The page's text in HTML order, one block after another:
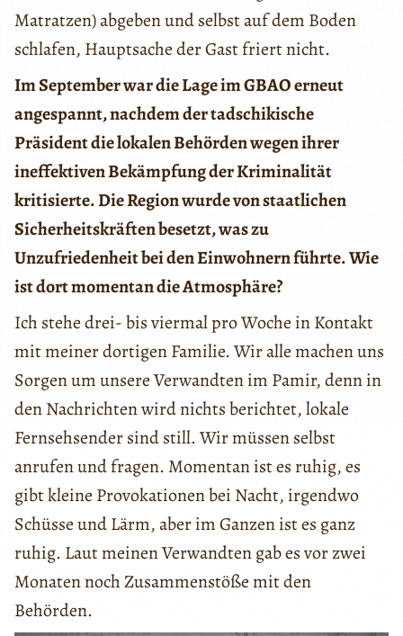
Matratzen) abgeben und selbst auf dem Boden
schlafen, Hauptsache der Gast friert nicht.
Im September war die Lage im GBAO erneut
angespannt, nachdem der tadschikische
Präsident die lokalen Behörden wegen ihrer
ineffektiven Bekämpfung der Kriminalität
kritisierte. Die Region wurde von staatlichen
Sicherheitskräften besetzt, was zu
Unzufriedenheit bei den Einwohnern führte. Wie
ist dort momentan die Atmosphäre?
Ich stehe drei- bis viermal pro Woche in Kontakt
mit meiner dortigen Familie. Wir alle machen uns
Sorgen um unsere Verwandten im Pamir, denn in
den Nachrichten wird nichts berichtet, lokale
Fernsehsender sind still. Wir müssen selbst
anrufen und fragen. Momentan ist es ruhig, es
gibt kleine Provokationen bei Nacht, irgendwo
Schüsse und Lärm, aber im Ganzen ist es ganz
ruhig. Laut meinen Verwandten gab es vor zwei
Monaten noch Zusammenstöße mit den
Behörden.